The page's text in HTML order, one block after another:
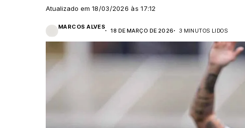
Atualizado em 18/03/2026 às 17:12
MARCOS ALVES
18 DE MARÇO DE 2026 3 MINUTOS LIDOS